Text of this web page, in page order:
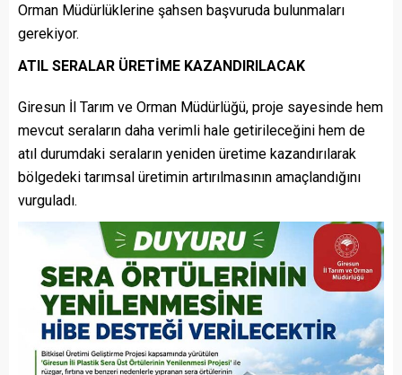
Orman Müdürlüklerine şahsen başvuruda bulunmaları
gerekiyor.
ATIL SERALAR ÜRETİME KAZANDIRILACAK
Giresun İl Tarım ve Orman Müdürlüğü, proje sayesinde hem
mevcut seraların daha verimli hale getirileceğini hem de
atıl durumdaki seraların yeniden üretime kazandırılarak
bölgedeki tarımsal üretimin artırılmasının amaçlandığını
vurguladı.